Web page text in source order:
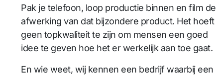
Pak je telefoon, loop productie binnen en film de
afwerking van dat bijzondere product. Het hoeft
geen topkwaliteit te zijn om mensen een goed
idee te geven hoe het er werkelijk aan toe gaat.
En wie weet, wij kennen een bedrijf waarbij een